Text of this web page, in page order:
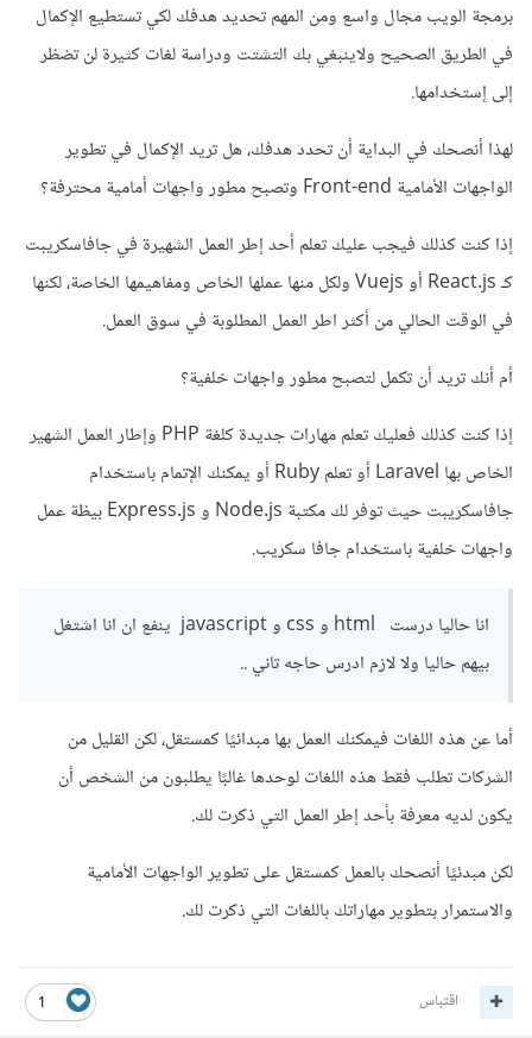
برمجة الويب مجال واسع ومن المهم تحديد هدفك لكي تستطيع الإكمال
في الطريق الصحيح ولاينبغي بك التشتت ودراسة لغات كثيرة لن تضظر
إلى إستخدامها.
لهذا أنصحك في البداية أن تحدد هدفك، هل تريد الإكمال في تطوير
الواجهات الأمامية Front-end وتصبح مطور واجهات أمامية محترفة؟
إذا كنت كذلك فيجب عليك تعلم أحد إطر العمل الشهيرة في جافاسكريبت
كـ React.js أو Vuejs ولكل منها عملها الخاص ومفاهيمها الخاصة، لكنها
في الوقت الحالي من أكثر اطر العمل المطلوبة في سوق العمل.
أم أنك تريد أن تكمل لتصبح مطور واجهات خلفية؟
إذا كنت كذلك فعليك تعلم مهارات جديدة كلغة PHP وإطار العمل الشهير
الخاص بها Laravel أو تعلم Ruby أو يمكنك الإتمام باستخدام
جافاسكريبت حيث توفر لك مكتبة Node.js و Express.js بيظة عمل
واجهات خلفية باستخدام جافا سكريب.
انا حاليا درست html و css و javascript ينفع ان انا اشتغل
بيهم حاليا ولا لازم ادرس حاجه تاني ..
أما عن هذه اللغات فيمكنك العمل بها مبدائيًا كمستقل، لكن القليل من
الشركات تطلب فقط هذه اللغات لوحدها غالبًا يطلبون من الشخص أن
يكون لديه معرفة بأحد إطر العمل التي ذكرت لك.
لكن مبدئيًا أنصحك بالعمل كمستقل على تطوير الواجهات الأمامية
والاستمرار بتطوير مهاراتك باللغات التي ذكرت لك.
1 اقتباس